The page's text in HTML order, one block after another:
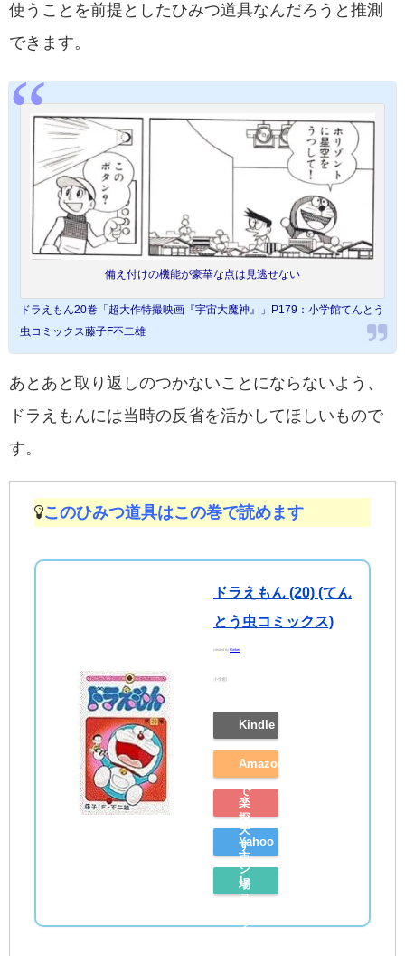
使うことを前提としたひみつ道具なんだろうと推測
できます。
備え付けの機能が豪華な点は見逃せない
ドラえもん20巻「超大作特撮映画『宇宙大魔神』」P179：小学館てんとう
虫コミックス藤子F不二雄
あとあと取り返しのつかないことにならないよう、
ドラえもんには当時の反省を活かしてほしいもので
す。
このひみつ道具はこの巻で読めます
ドラえもん (20) (てん
とう虫コミックス)
created byRinker
小学館
Kindle
Amazon
で
探
す
楽
天
市
場
Yahoo
シ
ョ
ッ
レ